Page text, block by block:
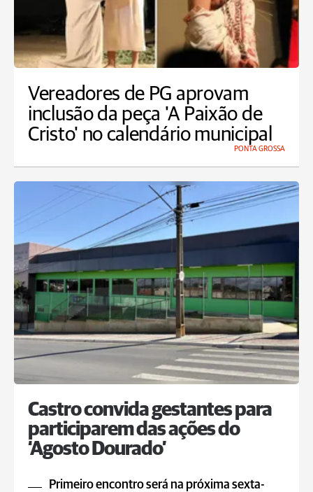
Vereadores de PG aprovam
inclusão da peça 'A Paixão de
Cristo' no calendário municipal
PONTA GROSSA
Castro convida gestantes para
participarem das ações do
‘Agosto Dourado’
Primeiro encontro será na próxima sexta-